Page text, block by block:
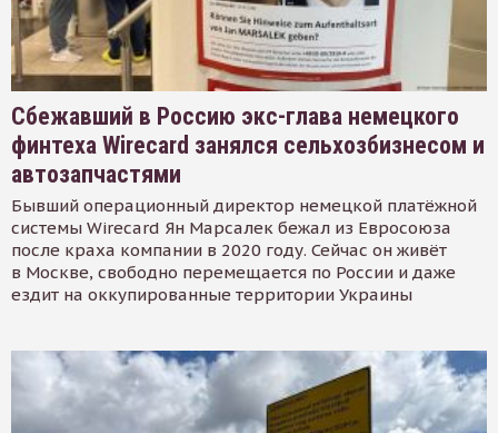
Сбежавший в Россию экс-глава немецкого
финтеха Wirecard занялся сельхозбизнесом и
автозапчастями
Бывший операционный директор немецкой платёжной
системы Wirecard Ян Марсалек бежал из Евросоюза
после краха компании в 2020 году. Сейчас он живёт
в Москве, свободно перемещается по России и даже
ездит на оккупированные территории Украины